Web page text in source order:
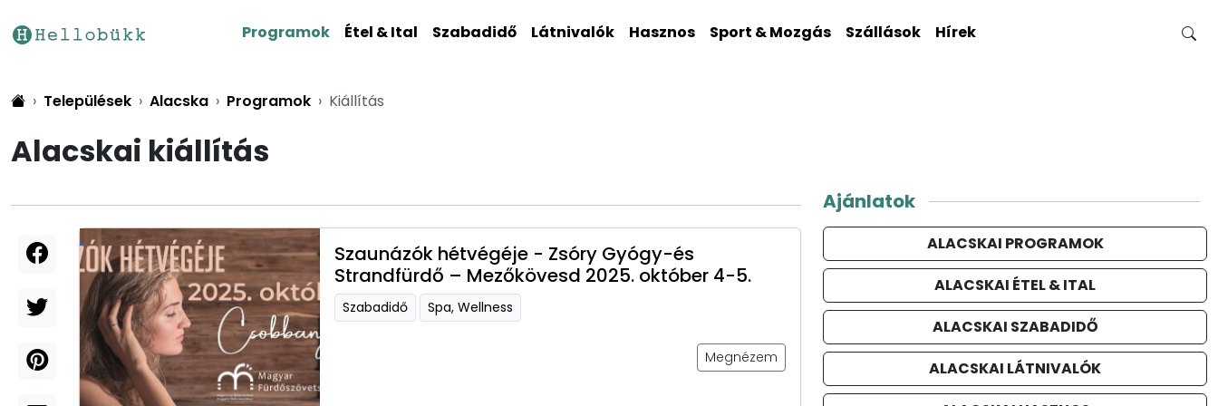
Programok Étel & Ital Szabadidő Látnivalók Hasznos Sport & Mozgás Szállások Hírek
Települések Alacska Programok Kiállítás
Alacskai kiállítás
Szaunázók hétvégéje - Zsóry Gyógy-és
Strandfürdő – Mezőkövesd 2025. október 4-5.
Szabadidő Spa, Wellness
Megnézem
Ajánlatok
ALACSKAI PROGRAMOK
ALACSKAI ÉTEL & ITAL
ALACSKAI SZABADIDŐ
ALACSKAI LÁTNIVALÓK